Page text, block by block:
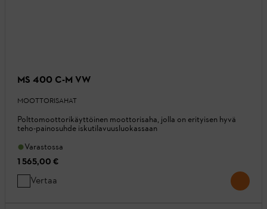
MS 400 C-M VW
MOOTTORISAHAT
Polttomoottorikäyttöinen moottorisaha, jolla on erityisen hyvä
teho-painosuhde iskutilavuusluokassaan
Varastossa
1 565,00 €
Vertaa